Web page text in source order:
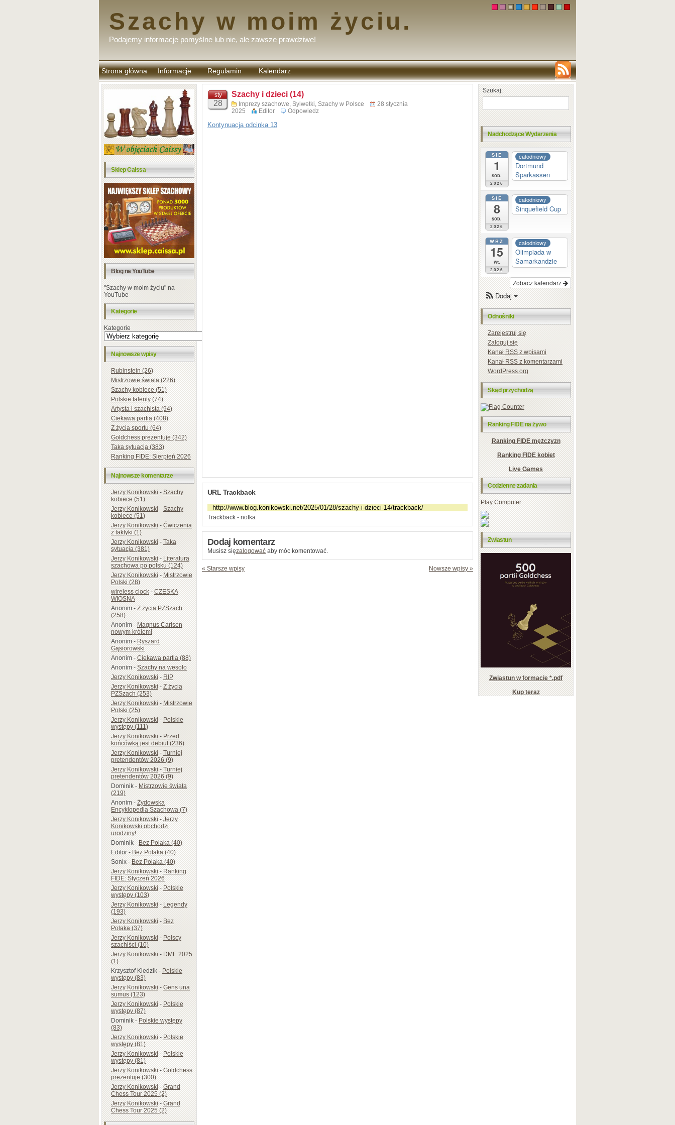
Szachy w moim życiu.
Podajemy informacje pomyślne lub nie, ale zawsze prawdziwe!
Strona główna Informacje Regulamin
komentarzy
Kalendarz
Sklep Caissa
Blog na YouTube
"Szachy w moim życiu" na
YouTube
Kategorie
Kategorie
Najnowsze wpisy
Rubinstein (26)
Mistrzowie świata (226)
Szachy kobiece (51)
Polskie talenty (74)
Artysta i szachista (94)
Ciekawa partia (408)
Z życia sportu (64)
Goldchess prezentuje (342)
Taka sytuacja (383)
Ranking FIDE: Sierpień 2026
Najnowsze komentarze
Jerzy Konikowski-Szachy
kobiece (51)
Jerzy Konikowski-Szachy
kobiece (51)
Jerzy Konikowski-Ćwiczenia
z taktyki (1)
Jerzy Konikowski-Taka
sytuacja (381)
Jerzy Konikowski-Literatura
szachowa po polsku (124)
Jerzy Konikowski-Mistrzowie
Polski (28)
wireless clock-CZESKA
WIOSNA
Anonim-Z życia PZSzach
(258)
Anonim-Magnus Carlsen
nowym królem!
Anonim-Ryszard
Gąsiorowski
Anonim-Ciekawa partia (88)
Anonim-Szachy na wesoło
Jerzy Konikowski-RIP
Jerzy Konikowski-Z życia
PZSzach (253)
Jerzy Konikowski-Mistrzowie
Polski (25)
Jerzy Konikowski-Polskie
występy (111)
Jerzy Konikowski-Przed
końcówką jest debiut (236)
Jerzy Konikowski-Turniej
pretendentów 2026 (9)
Jerzy Konikowski-Turniej
pretendentów 2026 (9)
Dominik-Mistrzowie świata
(219)
Anonim-Żydowska
Encyklopedia Szachowa (7)
Jerzy Konikowski-Jerzy
Konikowski obchodzi
urodziny!
Dominik-Bez Polaka (40)
Editor-Bez Polaka (40)
Sonix-Bez Polaka (40)
Jerzy Konikowski-Ranking
FIDE: Styczeń 2026
Jerzy Konikowski-Polskie
występy (103)
Jerzy Konikowski-Legendy
(193)
Jerzy Konikowski-Bez
Polaka (37)
Jerzy Konikowski-Polscy
szachiści (10)
Jerzy Konikowski-DME 2025
(1)
Krzysztof Kledzik-Polskie
występy (83)
Jerzy Konikowski-Gens una
sumus (123)
Jerzy Konikowski-Polskie
występy (87)
Dominik-Polskie występy
(83)
Jerzy Konikowski-Polskie
występy (81)
Jerzy Konikowski-Polskie
występy (81)
Jerzy Konikowski-Goldchess
prezentuje (300)
Jerzy Konikowski-Grand
Chess Tour 2025 (2)
Jerzy Konikowski-Grand
Chess Tour 2025 (2)
sty
28
Szachy i dzieci (14)
Imprezy szachowe, Sylwetki, Szachy w Polsce
28 stycznia
2025
Editor Odpowiedz
Kontynuacja odcinka 13
URL Trackback
Trackback - notka
Dodaj komentarz
Musisz sięzalogować aby móc komentować.
« Starsze wpisy Nowsze wpisy »
Szukaj:
Nadchodzące Wydarzenia
SIE
1
sob.
2026
całodniowy
Dortmund
Sparkassen
SIE
8
sob.
2026
całodniowy
Sinquefield Cup
WRZ
15
wt.
2026
całodniowy
Olimpiada w
Samarkandzie
Zobacz kalendarz
Dodaj
Odnośniki
Zarejestruj się
Zaloguj się
KanałRSSz wpisami
KanałRSSz komentarzami
WordPress.org
Skąd przychodzą
Ranking FIDE na żywo
Ranking FIDE mężczyzn
Ranking FIDE kobiet
Live Games
Codzienne zadania
Play Computer
Zwiastun
Zwiastun w formacie *.pdf
Kup teraz